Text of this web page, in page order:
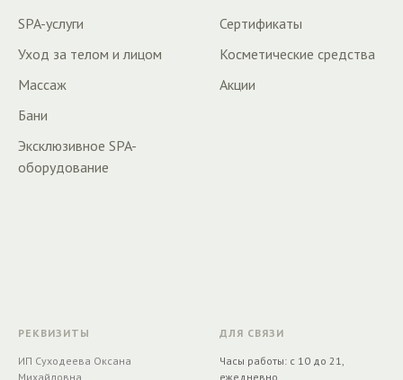
SPA-услуги
Уход за телом и лицом
Массаж
Бани
Эксклюзивное SPA-
оборудование
Сертификаты
Косметические средства
Акции
РЕКВИЗИТЫ
ИП Суходеева Оксана
Михайловна
ДЛЯ СВЯЗИ
Часы работы: с 10 до 21,
ежедневно